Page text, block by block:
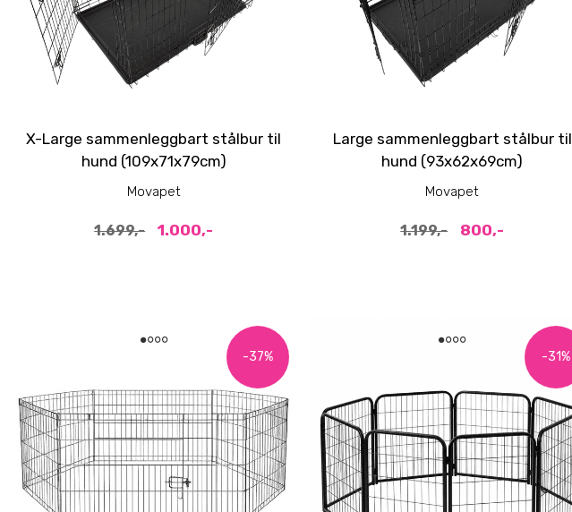
X-Large sammenleggbart stålbur til
hund (109x71x79cm)
Movapet
1.699,- 1.000,-
Large sammenleggbart stålbur til
hund (93x62x69cm)
Movapet
1.199,- 800,-
-37% -31%